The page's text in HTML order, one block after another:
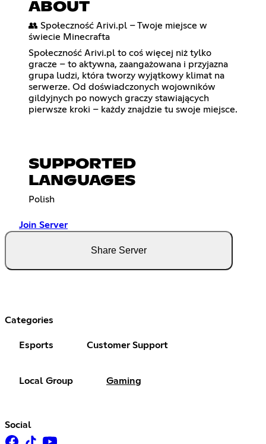
ABOUT
👥 Społeczność Arivi.pl – Twoje miejsce w
świecie Minecrafta
Społeczność Arivi.pl to coś więcej niż tylko
gracze – to aktywna, zaangażowana i przyjazna
grupa ludzi, która tworzy wyjątkowy klimat na
serwerze. Od doświadczonych wojowników
gildyjnych po nowych graczy stawiających
pierwsze kroki – każdy znajdzie tu swoje miejsce.
SUPPORTED
LANGUAGES
Polish
Join Server
Share Server
Categories
Esports Customer Support
Local Group Gaming
Social